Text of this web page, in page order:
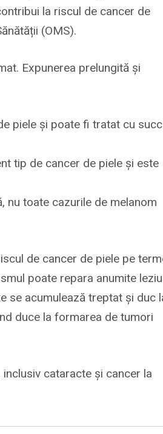
la riscul de cancer de
(OMS).
Expunerea prelungită și
piele și poate fi tratat cu
tip de cancer de piele și este
nu toate cazurile de melanom
de cancer de piele pe
poate repara anumite
se acumulează treptat și duc
duce la formarea de tumori
cataracte și cancer la